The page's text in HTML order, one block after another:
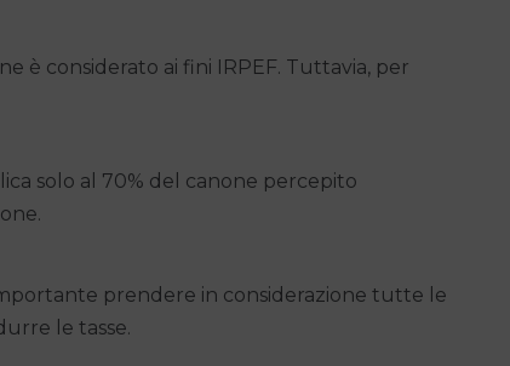
è considerato ai fini IRPEF. Tuttavia, per
solo al 70% del canone percepito
prendere in considerazione tutte le
le tasse.